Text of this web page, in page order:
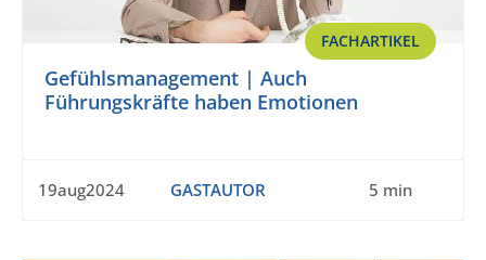
FACHARTIKEL
Gefühlsmanagement | Auch
Führungskräfte haben Emotionen
19aug2024 GASTAUTOR 5 min